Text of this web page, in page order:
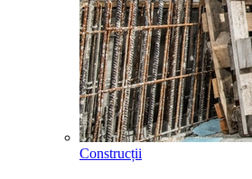
Construcții